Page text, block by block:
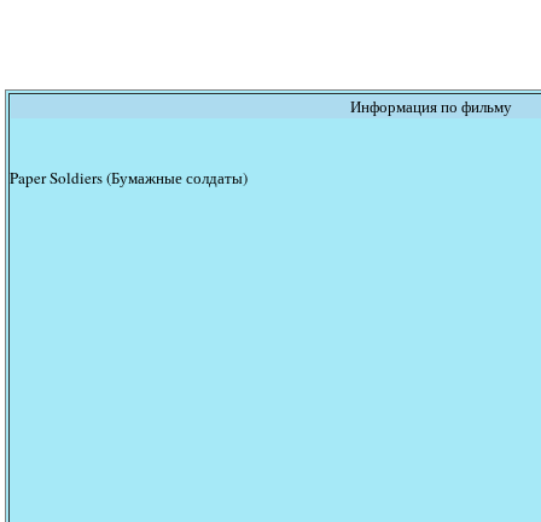
Информация по фильму
Paper Soldiers (Бумажные солдаты)